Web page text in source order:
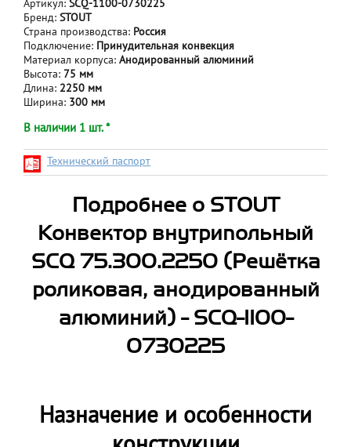
Артикул: SCQ-1100-0730225
Бренд: STOUT
Страна производства: Россия
Подключение: Принудительная конвекция
Материал корпуса: Анодированный алюминий
Высота: 75 мм
Длина: 2250 мм
Ширина: 300 мм
В наличии 1 шт. *
Технический паспорт
Подробнее о STOUT
Конвектор внутрипольный
SCQ 75.300.2250 (Решётка
роликовая, анодированный
алюминий) - SCQ-1100-
0730225
Назначение и особенности